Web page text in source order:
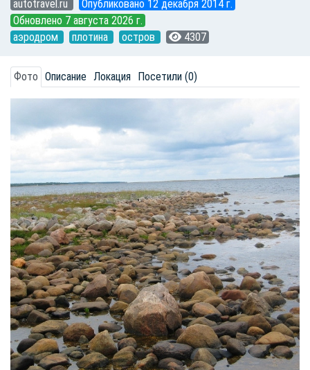
autotravel.ru
Опубликовано 12 декабря 2014 г.
Обновлено 7 августа 2026 г.
аэродром
плотина остров 4307
Фото Описание Локация Посетили (0)